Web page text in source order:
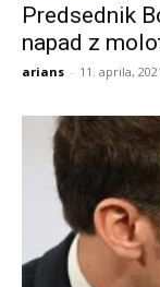
Predsednik
napad z
arians - 11. aprila,